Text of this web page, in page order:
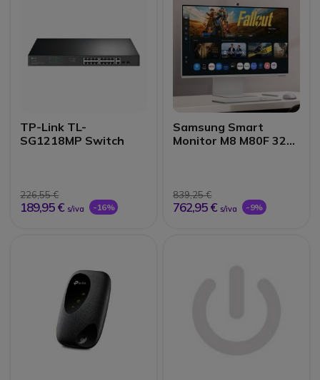
TP-Link TL-
SG1218MP Switch
226,55 €
189,95 € s/iva -16%
Samsung Smart
Monitor M8 M80F 32"
839,25 €
762,95 € s/iva -9%